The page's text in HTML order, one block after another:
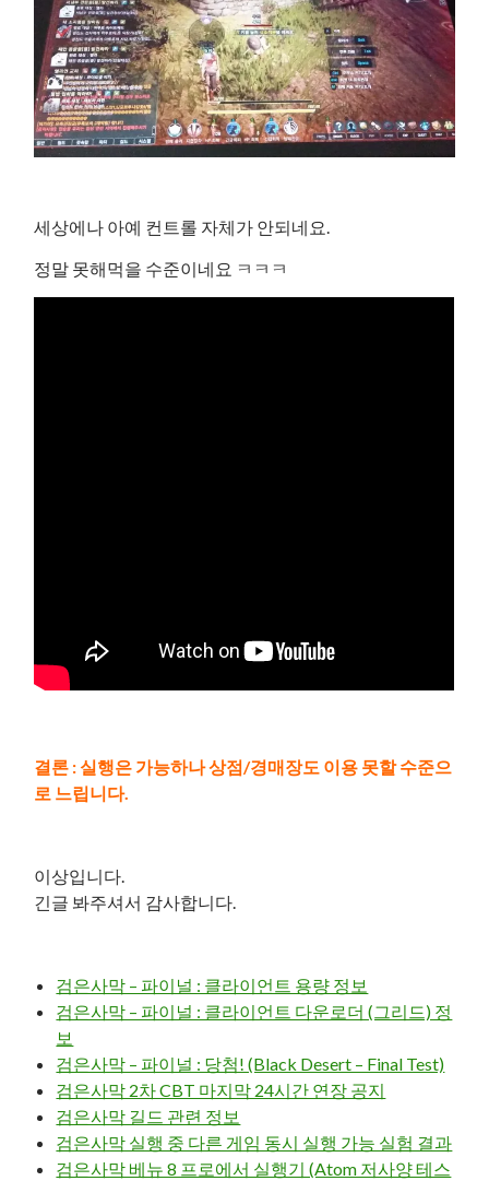
세상에나 아예 컨트롤 자체가 안되네요.
정말 못해먹을 수준이네요 ㅋㅋㅋ
결론 : 실행은 가능하나 상점/경매장도 이용 못할 수준으
로 느립니다.
이상입니다.
긴글 봐주셔서 감사합니다.
검은사막 – 파이널 : 클라이언트 용량 정보
검은사막 – 파이널 : 클라이언트 다운로더 (그리드) 정
보
검은사막 – 파이널 : 당첨! (Black Desert – Final Test)
검은사막 2차 CBT 마지막 24시간 연장 공지
검은사막 길드 관련 정보
검은사막 실행 중 다른 게임 동시 실행 가능 실험 결과
검은사막 베뉴 8 프로에서 실행기 (Atom 저사양 테스